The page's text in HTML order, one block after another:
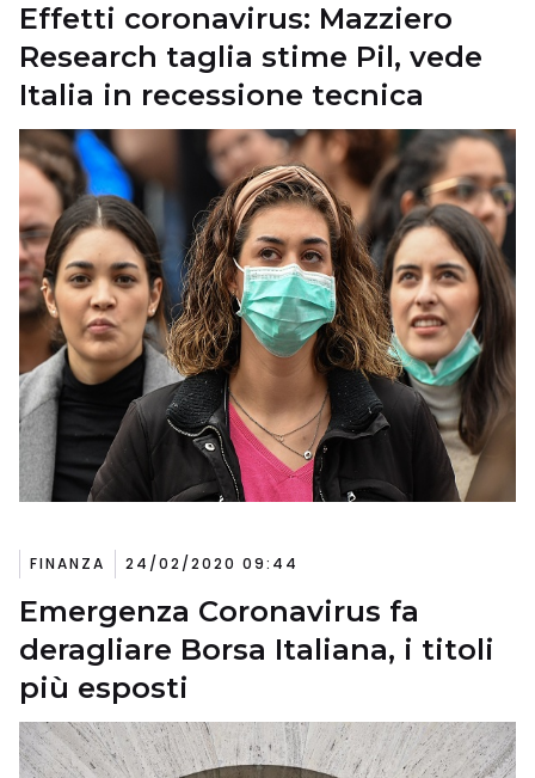
Effetti coronavirus: Mazziero
Research taglia stime Pil, vede
Italia in recessione tecnica
FINANZA 24/02/2020 09:44
Emergenza Coronavirus fa
deragliare Borsa Italiana, i titoli
più esposti